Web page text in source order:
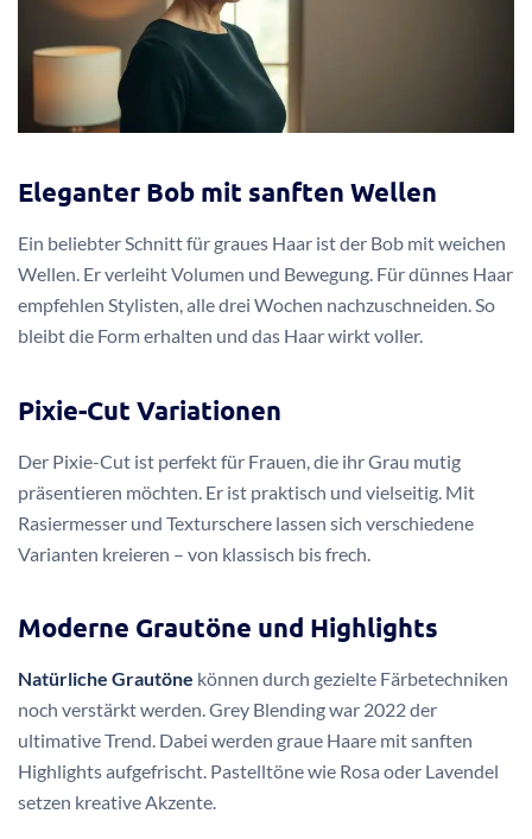
Eleganter Bob mit sanften Wellen
Ein beliebter Schnitt für graues Haar ist der Bob mit weichen
Wellen. Er verleiht Volumen und Bewegung. Für dünnes Haar
empfehlen Stylisten, alle drei Wochen nachzuschneiden. So
bleibt die Form erhalten und das Haar wirkt voller.
Pixie-Cut Variationen
Der Pixie-Cut ist perfekt für Frauen, die ihr Grau mutig
präsentieren möchten. Er ist praktisch und vielseitig. Mit
Rasiermesser und Texturschere lassen sich verschiedene
Varianten kreieren – von klassisch bis frech.
Moderne Grautöne und Highlights
Natürliche Grautöne können durch gezielte Färbetechniken
noch verstärkt werden. Grey Blending war 2022 der
ultimative Trend. Dabei werden graue Haare mit sanften
Highlights aufgefrischt. Pastelltöne wie Rosa oder Lavendel
setzen kreative Akzente.